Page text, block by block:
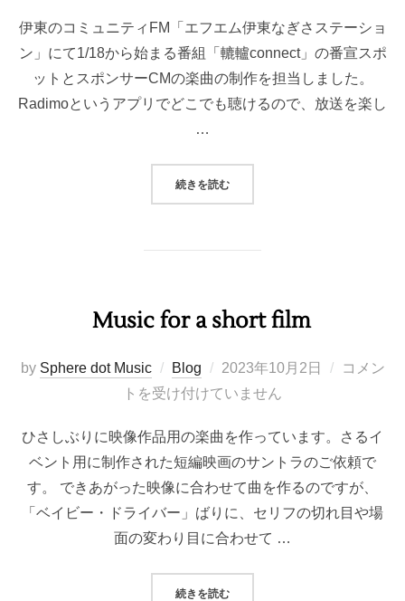
伊東のコミュニティFM「エフエム伊東なぎさステーショ
ン」にて1/18から始まる番組「轆轤connect」の番宣スポ
ットとスポンサーCMの楽曲の制作を担当しました。
Radimoというアプリでどこでも聴けるので、放送を楽し
…
続きを読む“[楽曲制作]”
Music for a short film
by Sphere dot Music Blog
投
稿
2023年10月2日
コメン
トを受け付けていません
ひさしぶりに映像作品用の楽曲を作っています。さるイ
ベント用に制作された短編映画のサントラのご依頼で
す。 できあがった映像に合わせて曲を作るのですが、
「ベイビー・ドライバー」ばりに、セリフの切れ目や場
面の変わり目に合わせて …
続きを読む“MUSIC FOR A SHORT FILM”